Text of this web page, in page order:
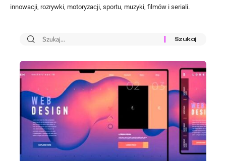
innowacji, rozrywki, motoryzacji, sportu, muzyki, filmów i seriali.